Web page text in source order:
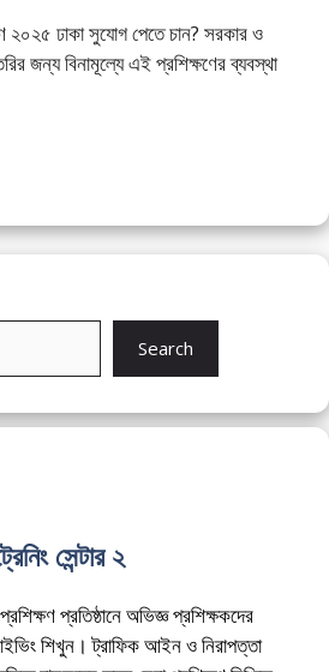
২০২৫ ঢাকা সুযোগ পেতে চান? সরকার ও
জন্য বিনামূল্যে এই প্রশিক্ষণের ব্যবস্থা
Search
সেন্টার ২
প্রতিষ্ঠানে অভিজ্ঞ প্রশিক্ষকদের
শিখুন। ট্রাফিক আইন ও নিরাপত্তা